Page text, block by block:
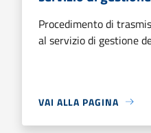
Procedimento di
al servizio di gestione
VAI ALLA PAGINA